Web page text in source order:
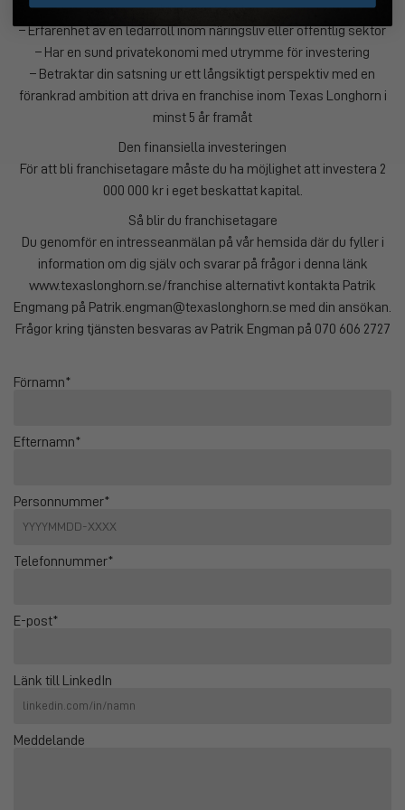
brottsregistret
– Erfarenhet av en ledarroll inom näringsliv eller offentlig sektor
– Har en sund privatekonomi med utrymme för investering
– Betraktar din satsning ur ett långsiktigt perspektiv med en
förankrad ambition att driva en franchise inom Texas Longhorn i
minst 5 år framåt
Den finansiella investeringen
För att bli franchisetagare måste du ha möjlighet att investera 2
000 000 kr i eget beskattat kapital.
Så blir du franchisetagare
Du genomför en intresseanmälan på vår hemsida där du fyller i
information om dig själv och svarar på frågor i denna länk
www.texaslonghorn.se/franchise alternativt kontakta Patrik
Engmang på Patrik.engman@texaslonghorn.se med din ansökan.
Frågor kring tjänsten besvaras av Patrik Engman på 070 606 2727
Förnamn*
Efternamn*
Personnummer*
Telefonnummer*
E-post*
Länk till LinkedIn
Meddelande